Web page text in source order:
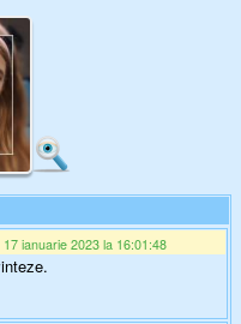
17 ianuarie 2023 la 16:01:48